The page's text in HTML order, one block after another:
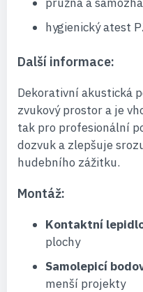
hygienický atest
Další informace:
Dekorativní akustická
zvukový prostor a je
tak pro profesionální
dozvuk a zlepšuje
hudebního zážitku.
Montáž:
Kontaktní
plochy
Samolepicí
menší projekty